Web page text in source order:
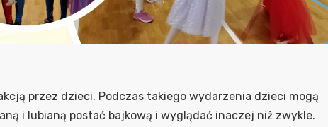
przez dzieci. Podczas takiego wydarzenia dzieci mogą
i lubianą postać bajkową i wyglądać inaczej niż zwykle.